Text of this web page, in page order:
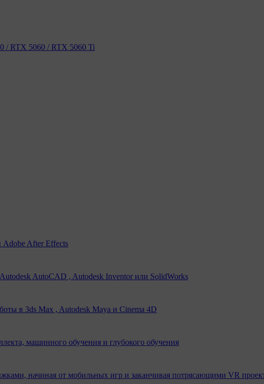
/ RTX 5060 / RTX 5060 Ti
Adobe After Effects
AutoCAD , Autodesk Inventor или SolidWorks
в 3ds Max , Autodesk Maya и Cinema 4D
машинного обучения и глубокого обучения
начиная от мобильных игр и заканчивая потрясающими VR